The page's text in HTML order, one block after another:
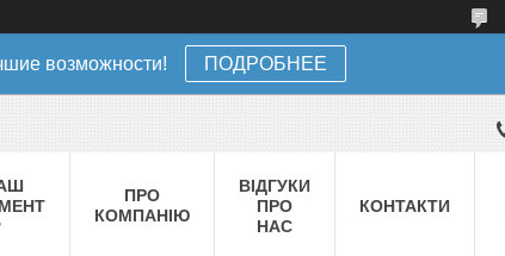
возможности! ПОДРОБНЕЕ
ПРО
КОМПАНІЮ
ВІДГУКИ
ПРО
НАС
КОНТАКТИ